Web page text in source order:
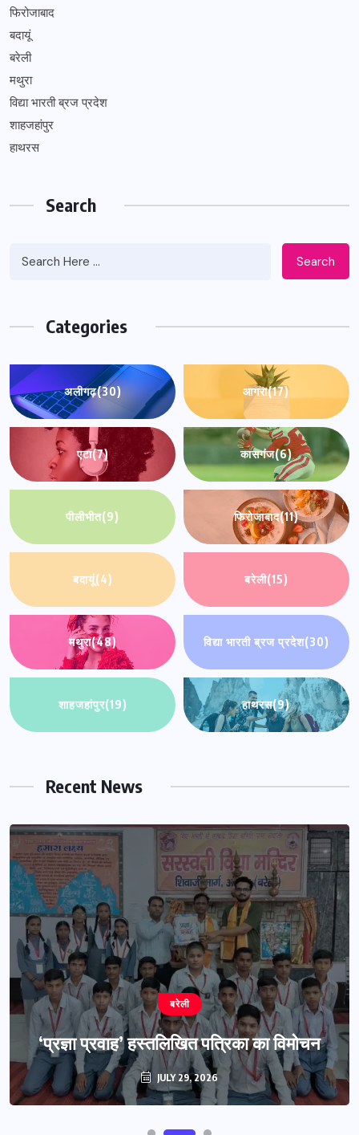
फिरोजाबाद
बदायूं
बरेली
मथुरा
विद्या भारती ब्रज प्रदेश
शाहजहांपुर
हाथरस
Search
Search
Categories
अलीगढ़(30) आगरा(17)
एटा(7) कासगंज(6)
पीलीभीत(9) फिरोजाबाद(11)
बदायूं(4) बरेली(15)
मथुरा(48) विद्या भारती ब्रज प्रदेश(30)
शाहजहांपुर(19) हाथरस(9)
Recent News
बरेली
‘प्रज्ञा प्रवाह’ हस्तलिखित पत्रिका का विमोचन
JULY 29, 2026